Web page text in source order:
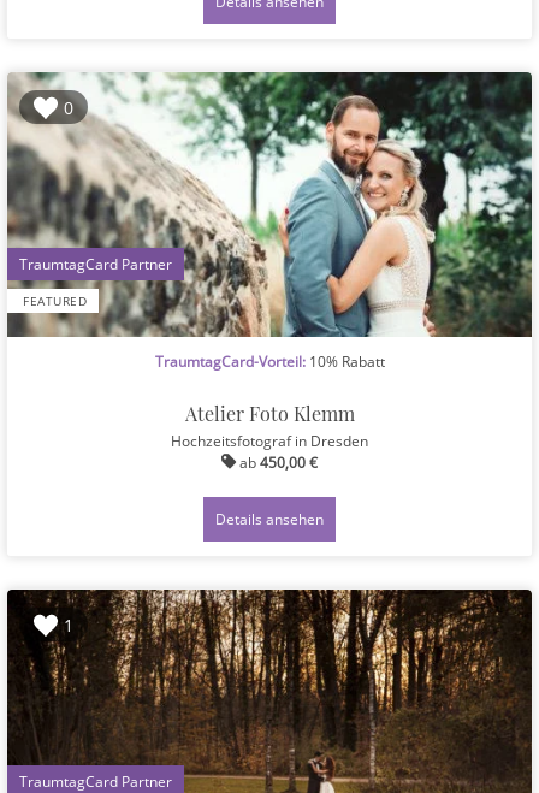
0
FEATURED
1
TraumtagCard-Vorteil:10% Rabatt
Atelier Foto Klemm
Hochzeitsfotografin Dresden
ab450,00 €
Details ansehen
1
1